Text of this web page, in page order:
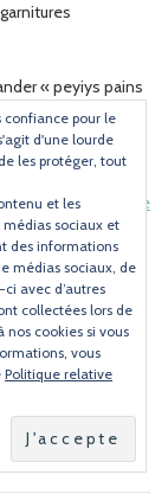
« peyiys pains
passant
Répondre
Les champs
confiance pour le
d'une lourde
les protéger, tout
et les
sociaux et
des informations
médias sociaux, de
avec d’autres
collectées lors de
nos cookies si vous
vous
Politique relative